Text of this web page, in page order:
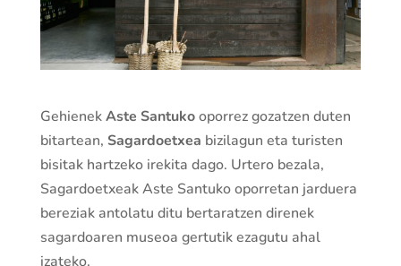
GehienekAste Santukooporrez gozatzen duten
bitartean, Sagardoetxea bizilagun eta turisten
bisitak hartzeko irekita dago. Urtero bezala,
Sagardoetxeak Aste Santuko oporretan jarduera
bereziak antolatu ditu bertaratzen direnek
sagardoaren museoa gertutik ezagutu ahal
izateko.